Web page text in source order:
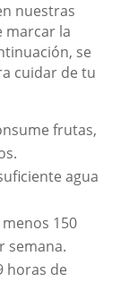
nuestras
marcar la
se
cuidar de tu
frutas,
agua
menos 150
semana.
horas de